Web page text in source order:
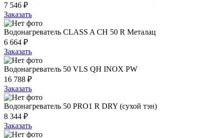
7 546 ₽
Заказать
Водонагреватель CLASS A CH 50 R Металац
6 664 ₽
Заказать
Водонагреватель 50 VLS QH INOX PW
16 788 ₽
Заказать
Водонагреватель 50 PRO1 R DRY (сухой тэн)
8 344 ₽
Заказать